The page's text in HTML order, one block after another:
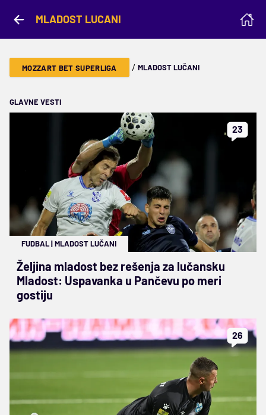
MLADOST LUCANI
MOZZART BET SUPERLIGA / MLADOST LUČANI
GLAVNE VESTI
23
FUDBAL|MLADOST LUČANI
Željina mladost bez rešenja za lučansku
Mladost: Uspavanka u Pančevu po meri
gostiju
26